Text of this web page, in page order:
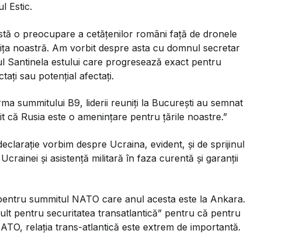
Estic.
o preocupare a cetățenilor români față de dronele
noastră. Am vorbit despre asta cu domnul secretar
Santinela estului care progresează exact pentru
sau potențial afectați.
summitului B9, liderii reuniți la București au semnat
că Rusia este o amenințare pentru țările noastre.”
vorbim despre Ucraina, evident, și de sprijinul
și asistență militară în faza curentă și garanții
summitul NATO care anul acesta este la Ankara.
pentru securitatea transatlantică” pentru că pentru
relația trans-atlantică este extrem de importantă.